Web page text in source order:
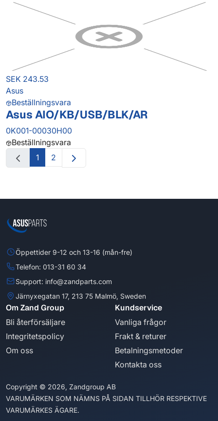
SEK 243.53
Asus
Beställningsvara
Asus AIO/KB/USB/BLK/AR
0K001-00030H00
Beställningsvara
1
2
Öppettider 9-12 och 13-16 (mån-fre)
Telefon: 013-31 60 34
Support: info@zandparts.com
Järnyxegatan 17, 213 75 Malmö, Sweden
Om Zand Group
Bli återförsäljare
Integritetspolicy
Om oss
Kundservice
Vanliga frågor
Frakt & returer
Betalningsmetoder
Kontakta oss
Copyright © 2026, Zandgroup AB
VARUMÄRKEN SOM NÄMNS PÅ SIDAN TILLHÖR RESPEKTIVE
VARUMÄRKES ÄGARE.